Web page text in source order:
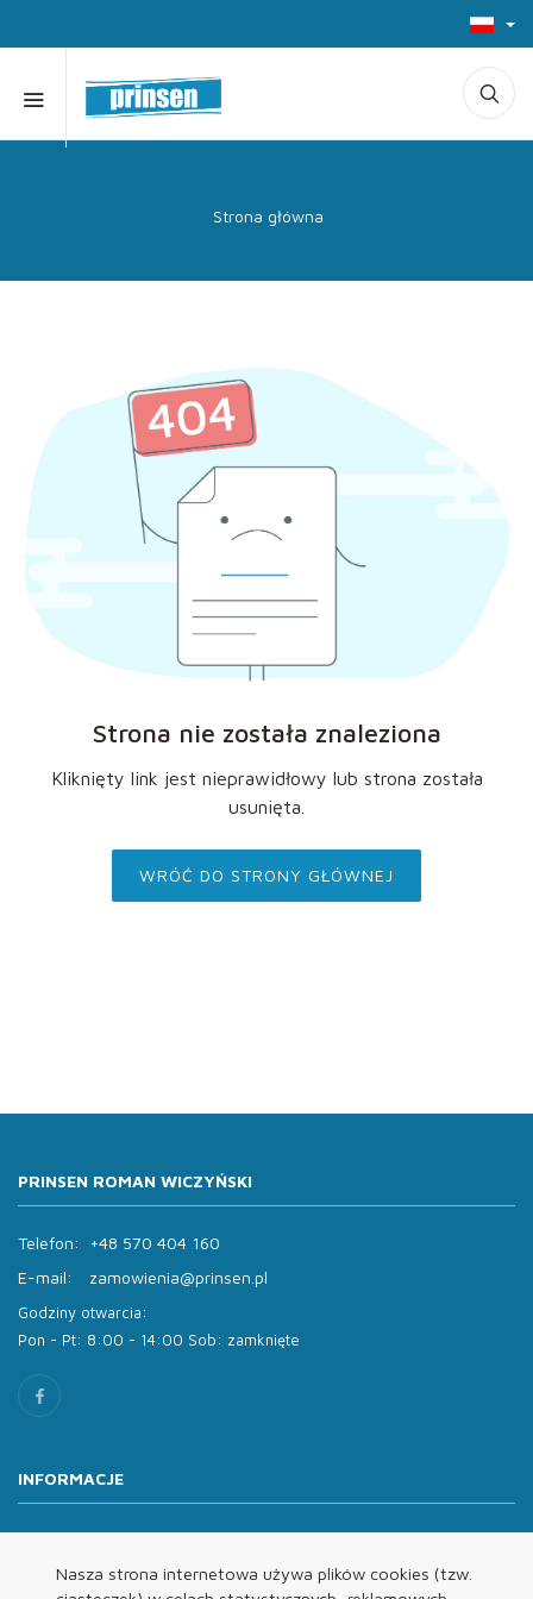
Nasza strona internetowa używa plików cookies (tzw.
Strona główna
Strona nie została znaleziona
Kliknięty link jest nieprawidłowy lub strona została
usunięta.
WRÓĆ DO STRONY GŁÓWNEJ
PRINSEN ROMAN WICZYŃSKI
Telefon:
+48 570 404 160
E-mail:
zamowienia@prinsen.pl
Godziny otwarcia:
Pon - Pt: 8:00 - 14:00 Sob: zamknięte
INFORMACJE
Oferta